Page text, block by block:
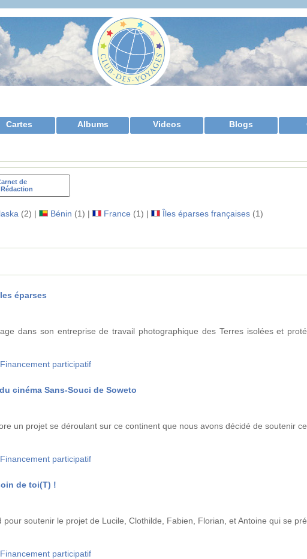
Cartes Albums Videos Blogs
de
(2) | Bénin (1) | France (1) | Îles éparses françaises(1)
éparses
dans son entreprise de travail photographique des Terres isolées et
Financement participatif
cinéma Sans-Souci de Soweto
un projet se déroulant sur ce continent que nous avons décidé de soutenir ce
Financement participatif
de toi(T) !
soutenir le projet de Lucile, Clothilde, Fabien, Florian, et Antoine qui se
Financement participatif